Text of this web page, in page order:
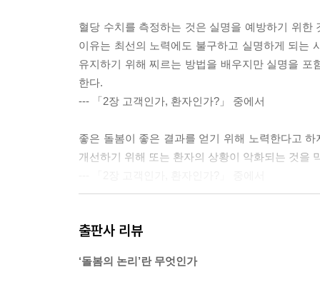
혈당 수치를 측정하는 것은 실명을 예방하기 위
이유는 최선의 노력에도 불구하고 실명하게 되는
유지하기 위해 찌르는 방법을 배우지만 실명을
한다.
--- 「2장 고객인가, 환자인가?」 중에서
좋은 돌봄이 좋은 결과를 얻기 위해 노력한다고
개선하기 위해 또는 환자의 상황이 악화되는 것을
의 첫 번째 관심사는 누가 책임자인지가 아니라
--- 「3장 시민 그리고 신체」 중에서
출판사 리뷰
‘돌봄의 논리’란 무엇인가